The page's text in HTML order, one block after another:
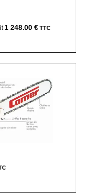
:
€.
1 248.00 €